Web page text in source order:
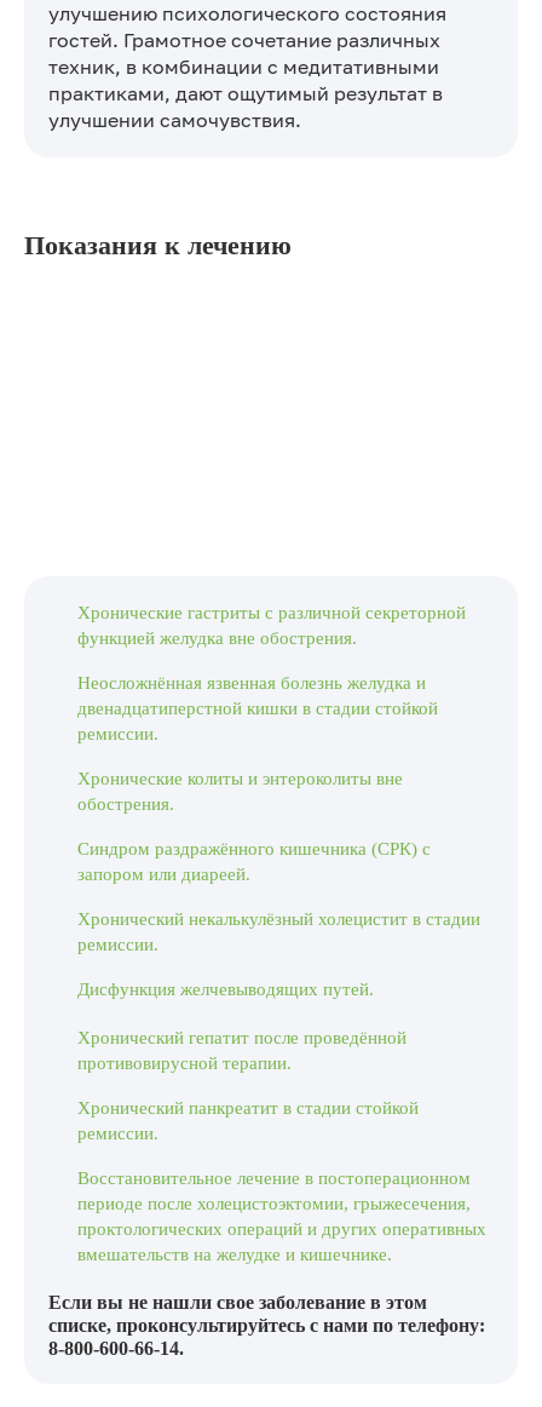
улучшению психологического состояния
гостей. Грамотное сочетание различных
техник, в комбинации с медитативными
практиками, дают ощутимый результат в
улучшении самочувствия.
Показания к лечению
Хронические гастриты с различной секреторной
функцией желудка вне обострения.
Неосложнённая язвенная болезнь желудка и
двенадцатиперстной кишки в стадии стойкой
ремиссии.
Хронические колиты и энтероколиты вне
обострения.
Синдром раздражённого кишечника (СРК) с
запором или диареей.
Хронический некалькулёзный холецистит в стадии
ремиссии.
Дисфункция желчевыводящих путей.
Хронический гепатит после проведённой
противовирусной терапии.
Хронический панкреатит в стадии стойкой
ремиссии.
Восстановительное лечение в постоперационном
периоде после холецистоэктомии, грыжесечения,
проктологических операций и других оперативных
вмешательств на желудке и кишечнике.
Если вы не нашли свое заболевание в этом
списке, проконсультируйтесь с нами по телефону:
8-800-600-66-14.